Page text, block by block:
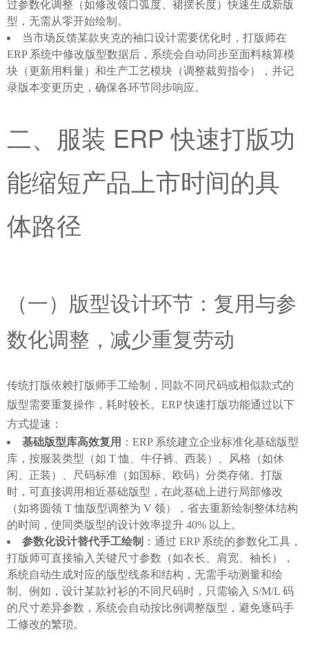
过参数化调整（如修改领口弧度、裙摆长度）快速生成新版
型，无需从零开始绘制。
当市场反馈某款夹克的袖口设计需要优化时，打版师在
ERP 系统中修改版型数据后，系统会自动同步至面料核算模
块（更新用料量）和生产工艺模块（调整裁剪指令），并记
录版本变更历史，确保各环节同步响应。
二、服装 ERP 快速打版功
能缩短产品上市时间的具
体路径
（一）版型设计环节：复用与参
数化调整，减少重复劳动
传统打版依赖打版师手工绘制，同款不同尺码或相似款式的
版型需要重复操作，耗时较长。ERP 快速打版功能通过以下
方式提速：
基础版型库高效复用 ：ERP 系统建立企业标准化基础版型
库，按服装类型（如 T 恤、牛仔裤、西装）、风格（如休
闲、正装）、尺码标准（如国标、欧码）分类存储。打版
时，可直接调用相近基础版型，在此基础上进行局部修改
（如将圆领 T 恤版型调整为 V 领），省去重新绘制整体结构
的时间，使同类版型的设计效率提升 40% 以上。
参数化设计替代手工绘制 ：通过 ERP 系统的参数化工具，
打版师可直接输入关键尺寸参数（如衣长、肩宽、袖长），
系统自动生成对应的版型线条和结构，无需手动测量和绘
制。例如，设计某款衬衫的不同尺码时，只需输入 S/M/L 码
的尺寸差异参数，系统会自动按比例调整版型，避免逐码手
工修改的繁琐。